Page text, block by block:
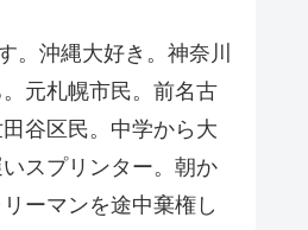
。沖縄大好き。神奈川
元札幌市民。前名古
谷区民。中学から大
スプリンター。朝か
ーマンを途中棄権し